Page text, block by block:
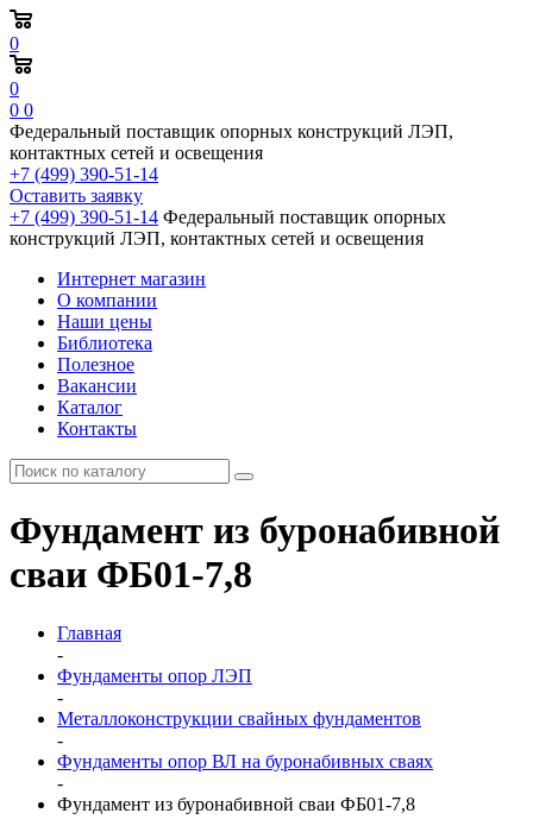
0
0
0 0
Федеральный поставщик опорных конструкций ЛЭП,
контактных сетей и освещения
+7 (499) 390-51-14
Оставить заявку
+7 (499) 390-51-14 Федеральный поставщик опорных
конструкций ЛЭП, контактных сетей и освещения
Интернет магазин
О компании
Наши цены
Библиотека
Полезное
Вакансии
Каталог
Контакты
Фундамент из буронабивной
сваи ФБ01-7,8
Главная
-
Фундаменты опор ЛЭП
-
Металлоконструкции свайных фундаментов
-
Фундаменты опор ВЛ на буронабивных сваях
-
Фундамент из буронабивной сваи ФБ01-7,8